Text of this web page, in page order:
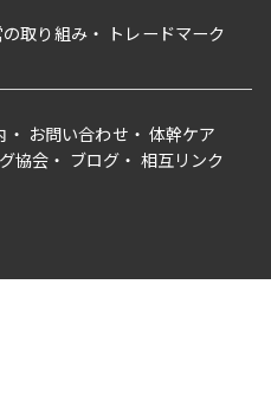
取り組み トレードマーク
お問い合わせ
体幹ケア
協会
ブログ 相互リンク